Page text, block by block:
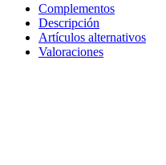
Complementos
Descripción
Artículos alternativos
Valoraciones